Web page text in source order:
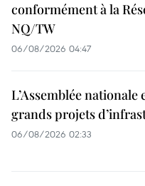
conformément à la
NQ/TW
06/08/2026 04:47
L’Assemblée nationale
grands projets
06/08/2026 02:33